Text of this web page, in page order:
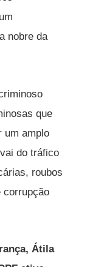
nobre da
que
um amplo
do tráfico
roubos
corrupção
Átila